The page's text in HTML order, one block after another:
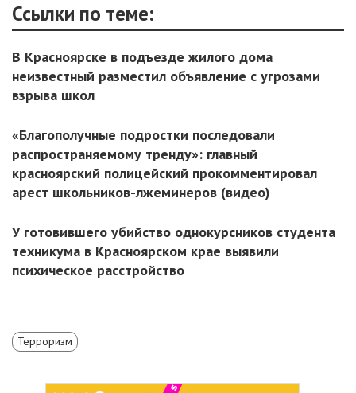
Ссылки по теме:
В Красноярске в подъезде жилого дома
неизвестный разместил объявление с угрозами
взрыва школ
«Благополучные подростки последовали
распространяемому тренду»: главный
красноярский полицейский прокомментировал
арест школьников-лжеминеров (видео)
У готовившего убийство однокурсников студента
техникума в Красноярском крае выявили
психическое расстройство
Терроризм